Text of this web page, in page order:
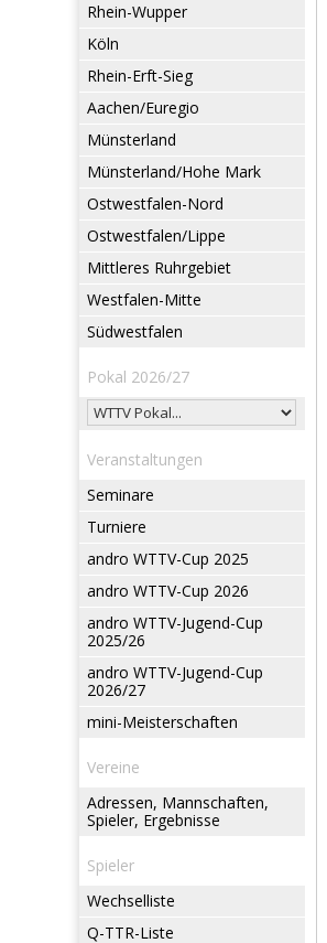
Rhein-Wupper
Köln
Rhein-Erft-Sieg
Aachen/Euregio
Münsterland
Münsterland/Hohe Mark
Ostwestfalen-Nord
Ostwestfalen/Lippe
Mittleres Ruhrgebiet
Westfalen-Mitte
Südwestfalen
Pokal 2026/27
Veranstaltungen
Seminare
Turniere
andro WTTV-Cup 2025
andro WTTV-Cup 2026
andro WTTV-Jugend-Cup
2025/26
andro WTTV-Jugend-Cup
2026/27
mini-Meisterschaften
Vereine
Adressen, Mannschaften,
Spieler, Ergebnisse
Spieler
Wechselliste
Q-TTR-Liste